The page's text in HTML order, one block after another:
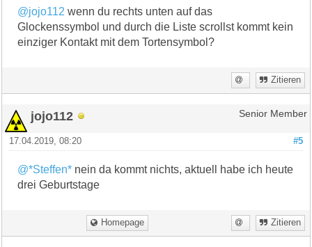
@jojo112 wenn du rechts unten auf das
Glockenssymbol und durch die Liste scrollst kommt kein
einziger Kontakt mit dem Tortensymbol?
Zitieren
jojo112 Senior Member
#5
17.04.2019, 08:20
@*Steffen* nein da kommt nichts, aktuell habe ich heute
drei Geburtstage
Homepage Zitieren